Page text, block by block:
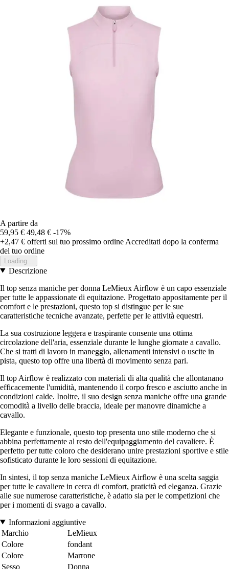
A partire da
59,95 € 49,48 € -17%
+2,47 € offerti sul tuo prossimo ordine Accreditati dopo la conferma
del tuo ordine
Loading...
Descrizione
Il top senza maniche per donna LeMieux Airflow è un capo essenziale
per tutte le appassionate di equitazione. Progettato appositamente per il
comfort e le prestazioni, questo top si distingue per le sue
caratteristiche tecniche avanzate, perfette per le attività equestri.
La sua costruzione leggera e traspirante consente una ottima
circolazione dell'aria, essenziale durante le lunghe giornate a cavallo.
Che si tratti di lavoro in maneggio, allenamenti intensivi o uscite in
pista, questo top offre una libertà di movimento senza pari.
Il top Airflow è realizzato con materiali di alta qualità che allontanano
efficacemente l'umidità, mantenendo il corpo fresco e asciutto anche in
condizioni calde. Inoltre, il suo design senza maniche offre una grande
comodità a livello delle braccia, ideale per manovre dinamiche a
cavallo.
Elegante e funzionale, questo top presenta uno stile moderno che si
abbina perfettamente al resto dell'equipaggiamento del cavaliere. È
perfetto per tutte coloro che desiderano unire prestazioni sportive e stile
sofisticato durante le loro sessioni di equitazione.
In sintesi, il top senza maniche LeMieux Airflow è una scelta saggia
per tutte le cavaliere in cerca di comfort, praticità ed eleganza. Grazie
alle sue numerose caratteristiche, è adatto sia per le competizioni che
per i momenti di svago a cavallo.
Informazioni aggiuntive
Marchio
LeMieux
Colore
fondant
Colore
Marrone
Sesso
Donna